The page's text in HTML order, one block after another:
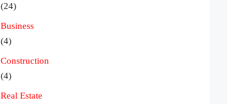
(24)
Business
(4)
Construction
(4)
Real Estate